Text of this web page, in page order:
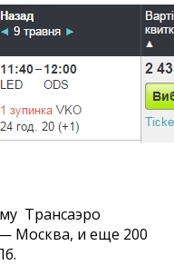
Трансаэро
Москва, и еще 200